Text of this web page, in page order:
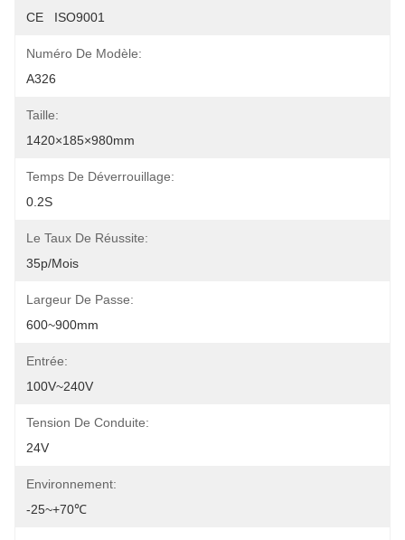
CE   ISO9001
Numéro De Modèle:
A326
Taille:
1420×185×980mm
Temps De Déverrouillage:
0.2S
Le Taux De Réussite:
35p/mois
Largeur De Passe:
600~900mm
Entrée:
100V~240V
Tension De Conduite:
24V
Environnement:
-25~+70℃